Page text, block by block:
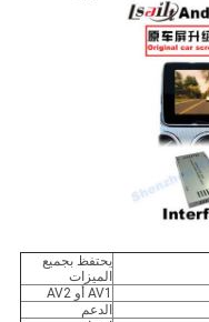
يحتفظ بجميع
الميزات
AV1 أو AV2
الدعم